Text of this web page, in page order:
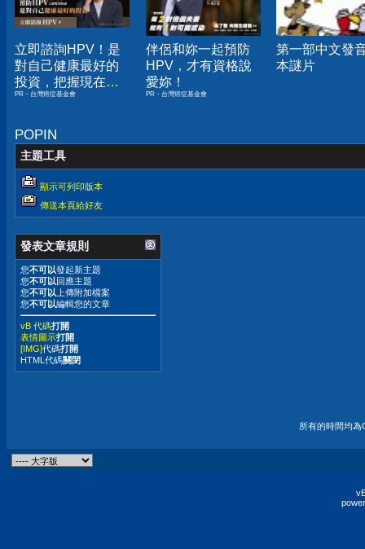
立即諮詢HPV！是
對自己健康最好的
投資，把握現在不
嫌晚！
PR・台灣癌症基金會
伴侶和妳一起預防
HPV，才有資格說
愛妳！
PR・台灣癌症基金會
第一部中文發
本謎片
POPIN
主題工具
顯示可列印版本
傳送本頁給好友
發表文章規則
您不可以發起新主題
您不可以回應主題
您不可以 上傳附加檔案
您不可以編輯您的文章
vB 代碼打開
表情圖示打開
[IMG]代碼打開
HTML代碼關閉
所有的時間均為